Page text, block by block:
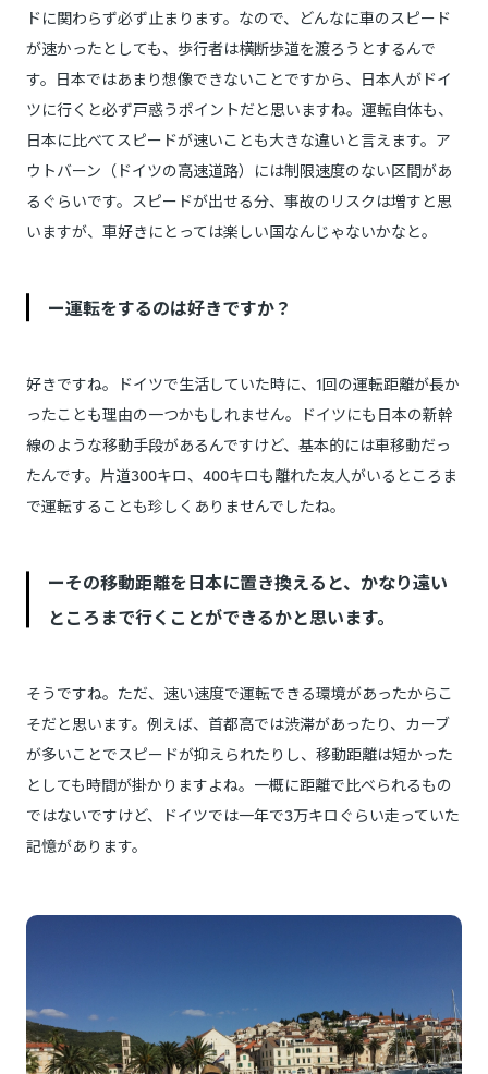
ドに関わらず必ず止まります。なので、どんなに車のスピード
が速かったとしても、歩行者は横断歩道を渡ろうとするんで
す。日本ではあまり想像できないことですから、日本人がドイ
ツに行くと必ず戸惑うポイントだと思いますね。運転自体も、
日本に比べてスピードが速いことも大きな違いと言えます。ア
ウトバーン（ドイツの高速道路）には制限速度のない区間があ
るぐらいです。スピードが出せる分、事故のリスクは増すと思
いますが、車好きにとっては楽しい国なんじゃないかなと。
ー運転をするのは好きですか？
好きですね。ドイツで生活していた時に、1回の運転距離が長か
ったことも理由の一つかもしれません。ドイツにも日本の新幹
線のような移動手段があるんですけど、基本的には車移動だっ
たんです。片道300キロ、400キロも離れた友人がいるところま
で運転することも珍しくありませんでしたね。
ーその移動距離を日本に置き換えると、かなり遠い
ところまで行くことができるかと思います。
そうですね。ただ、速い速度で運転できる環境があったからこ
そだと思います。例えば、首都高では渋滞があったり、カーブ
が多いことでスピードが抑えられたりし、移動距離は短かった
としても時間が掛かりますよね。一概に距離で比べられるもの
ではないですけど、ドイツでは一年で3万キロぐらい走っていた
記憶があります。